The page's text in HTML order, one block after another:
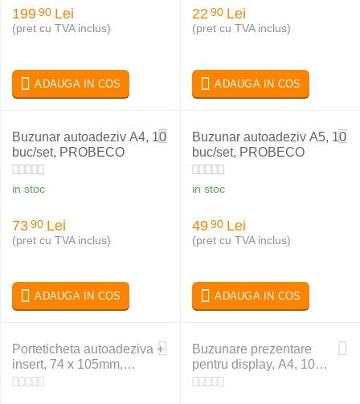
199 90 Lei
(pret cu TVA inclus)
ADAUGA IN COS
22 90 Lei
(pret cu TVA inclus)
ADAUGA IN COS
Buzunar autoadeziv A4, 10
buc/set, PROBECO
in stoc
73 90 Lei
(pret cu TVA inclus)
ADAUGA IN COS
Buzunar autoadeziv A5, 10
buc/set, PROBECO
in stoc
49 90 Lei
(pret cu TVA inclus)
ADAUGA IN COS
Porteticheta autoadeziva +
insert, 74 x 105mm,
PROBECO
Buzunare prezentare
pentru display, A4, 10
buc/set, antracit,